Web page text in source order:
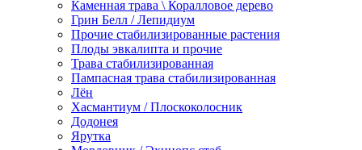
Каменная трава \ Коралловое дерево
Грин Белл / Лепидиум
Прочие стабилизированные растения
Плоды эвкалипта и прочие
Трава стабилизированная
Пампасная трава стабилизированная
Лён
Хасмантиум / Плоскоколосник
Додонея
Ярутка